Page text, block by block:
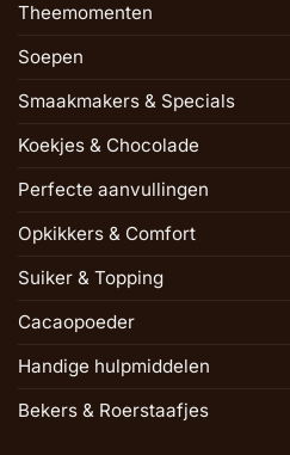
Theemomenten
Soepen
Smaakmakers & Specials
Koekjes & Chocolade
Perfecte aanvullingen
Opkikkers & Comfort
Suiker & Topping
Cacaopoeder
Handige hulpmiddelen
Bekers & Roerstaafjes